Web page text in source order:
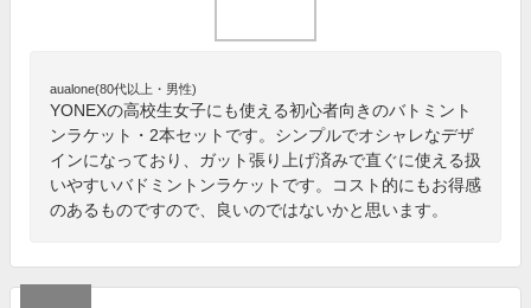
aualone(80代以上・男性)
YONEXの高校生女子にも使える初心者向きのバトミント
ンラケット・2本セットです。シンプルでオシャレなデザ
インになっており、ガット張り上げ済みで直ぐに使える扱
いやすいバドミントンラケットです。コスト的にもお得感
のあるものですので、良いのではないかと思います。